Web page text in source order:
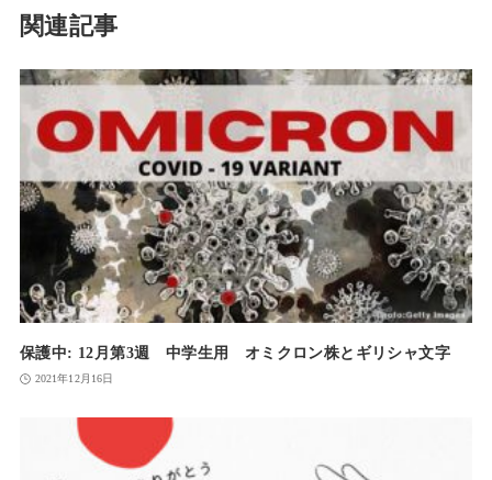
関連記事
保護中: 12月第3週 中学生用 オミクロン株とギリシャ文字
2021年12月16日